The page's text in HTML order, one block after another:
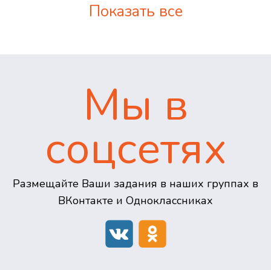
Показать все
Мы в
соцсетях
Размещайте Ваши задания в наших группах в
ВКонтакте и Одноклассниках